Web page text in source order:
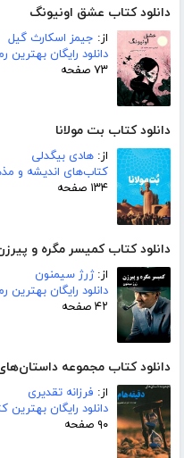
دانلود کتاب عشق اونیونگ
از: جیمز اسکارث گیل
دانلود رایگان بهترین
۷۳ صفحه
دانلود کتاب بت مولانا
از: هادی بیگدلی
کتاب‌های اندیشه و
۱۳۴ صفحه
دانلود کتاب کمیسر مگره و
از:ژرژ سیمنون
دانلود رایگان بهترین
۴۲ صفحه
دانلود کتاب مجموعه
از: فرزانه تقدیری
دانلود رایگان
۹۰ صفحه